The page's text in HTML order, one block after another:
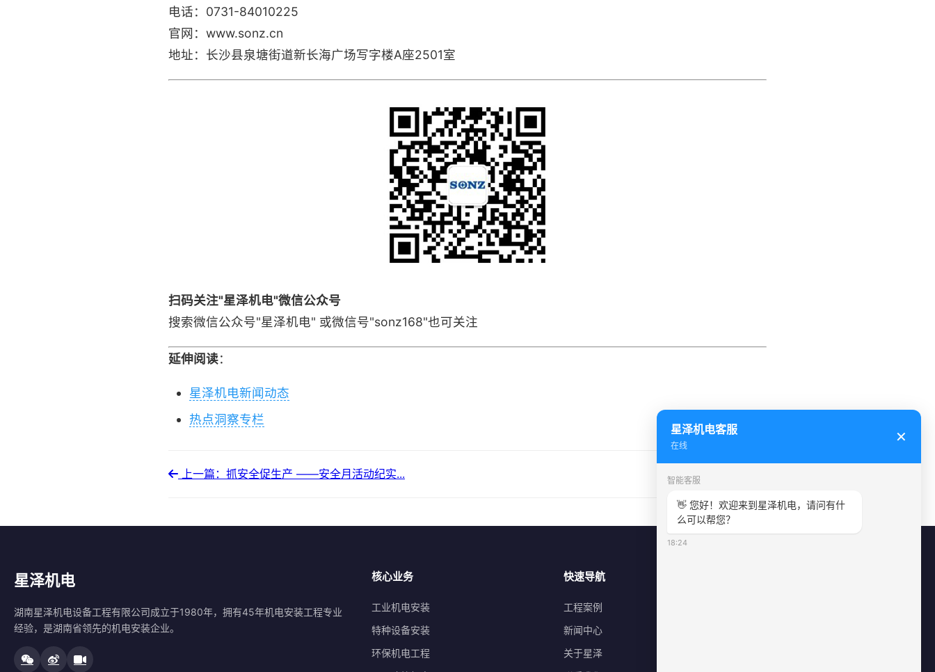
电话：0731-84010225
官网：www.sonz.cn
地址：长沙县泉塘街道新长海广场写字楼A座2501室
扫码关注"星泽机电"微信公众号
搜索微信公众号"星泽机电" 或微信号"sonz168"也可关注
延伸阅读：
星泽机电新闻动态
热点洞察专栏
上一篇：抓安全促生产 ——安全月活动纪实...
星泽机电
湖南星泽机电设备工程有限公司成立于1980年，拥有45年机电安装工程专业
经验，是湖南省领先的机电安装企业。
核心业务
工业机电安装
特种设备安装
环保机电工程
快速导航
工程案例
新闻中心
关于星泽
星泽机电客服
在线
✕
智能客服
👋 您好！欢迎来到星泽机电，请问有什
么可以帮您？
18:24